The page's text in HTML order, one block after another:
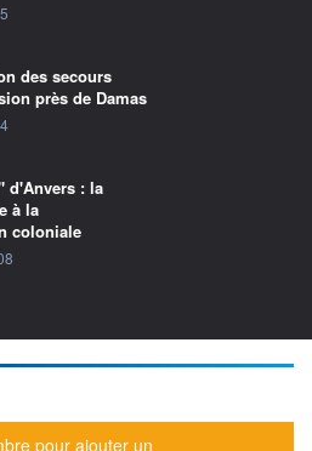
des secours
près de Damas
d'Anvers : la
à la
coloniale
pour ajouter un